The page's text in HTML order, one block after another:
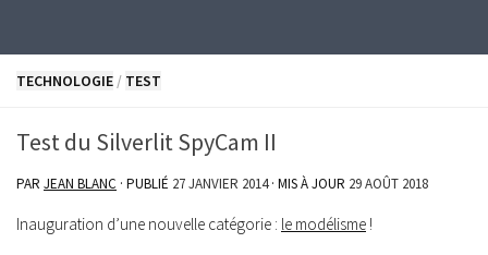
TECHNOLOGIE / TEST
Test du Silverlit SpyCam II
PAR JEAN BLANC · PUBLIÉ 27 JANVIER 2014· MIS À JOUR 29 AOÛT 2018
Inauguration d’une nouvelle catégorie : le modélisme !